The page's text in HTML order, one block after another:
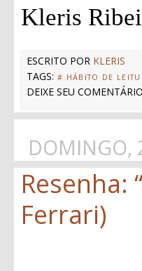
Kleris
ESCRITO POR KLERIS
TAGS: # HÁBITO DE
DEIXE SEU
DOMINGO,
Resenha:
Ferrari)